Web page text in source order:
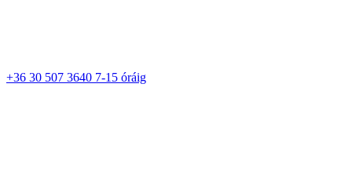
+36 30 507 3640 7-15 óráig